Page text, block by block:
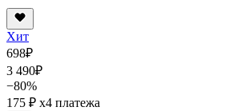
Хит
698₽
3 490₽
−80%
175 ₽ x4 платежа